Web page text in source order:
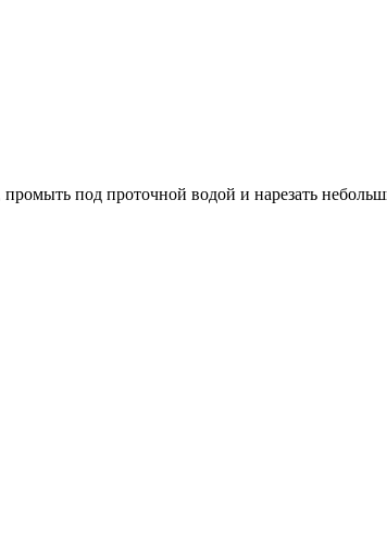
под проточной водой и нарезать